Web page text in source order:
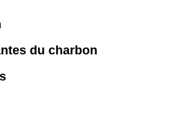
du charbon